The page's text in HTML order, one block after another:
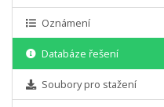
Oznámení
Databáze řešení
Soubory pro stažení